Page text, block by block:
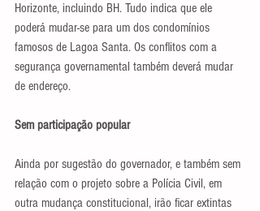
Horizonte, incluindo BH. Tudo indica que ele
poderá mudar-se para um dos condomínios
famosos de Lagoa Santa. Os conflitos com a
segurança governamental também deverá mudar
de endereço.
Sem participação popular
Ainda por sugestão do governador, e também sem
relação com o projeto sobre a Polícia Civil, em
outra mudança constitucional, irão ficar extintas